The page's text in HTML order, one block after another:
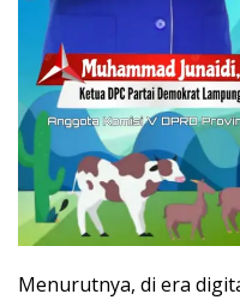
Menurutnya, di era